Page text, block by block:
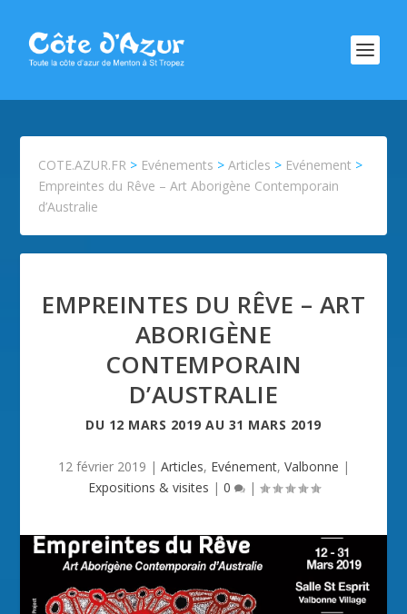
COTE.AZUR.FR > Evénements >Articles > Evénement >
Empreintes du Rêve – Art Aborigène Contemporain
d’Australie
EMPREINTES DU RÊVE – ART
ABORIGÈNE
CONTEMPORAIN
D’AUSTRALIE
DU 12 MARS 2019 AU 31 MARS 2019
12 février 2019 | Articles, Evénement, Valbonne |
Expositions & visites | 0 |